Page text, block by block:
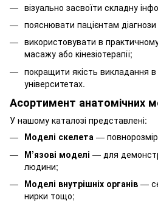
візуально засвоїти складну
пояснювати пацієнтам
використовувати в
масажу або кінезіотерапії;
покращити якість викладання
університетах.
Асортимент анатомічних
У нашому каталозі представлені:
Моделі скелета —
М’язові моделі — для
людини;
Моделі внутрішніх органів —
нирки тощо;